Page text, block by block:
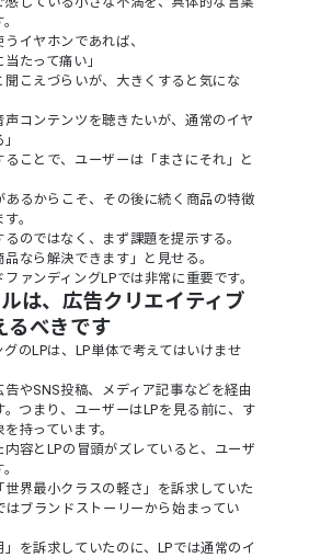
イヤホンであれば、
たって痛い」
聞こえづらいが、大きくすると気にな
声コンテンツを聴きたいが、通常のイヤ
ることで、ユーザーは「まさにそれ」と
あるからこそ、その後に続く商品の特徴
。
のではなく、まず課題を提示する。
なら解決できます」と見せる。
ァンディングLPでは非常に重要です。
は、広告クリエイティブ
るべきです
のLPは、LP単体で考えてはいけませ
やSNS投稿、メディア記事などを経由
。つまり、ユーザーはLPを見る前に、す
持っています。
容とLPの冒頭がズレていると、ユーザ
世界最小クラスの軽さ」を訴求していた
はブランドストーリーから始まってい
を訴求していたのに、LPでは通常のイ